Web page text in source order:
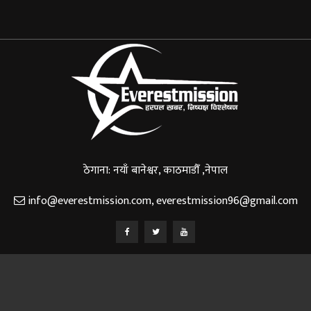
ठेगाना: नयाँ बानेश्वर, काठमाडौँ ,नेपाल
info@everestmission.com,everestmission96@gmail.com